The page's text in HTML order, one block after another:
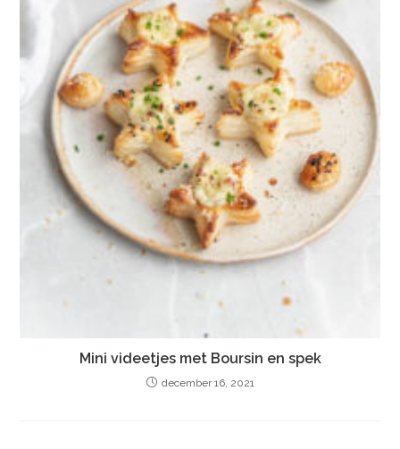
Mini videetjes met Boursin en spek
december 16, 2021